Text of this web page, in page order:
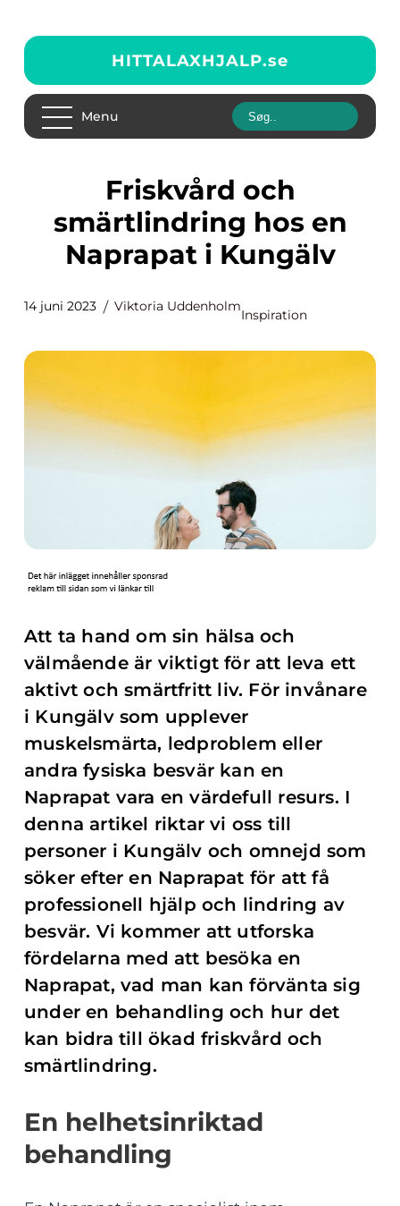
HITTALAXHJALP.se
Menu
Friskvård och
smärtlindring hos en
Naprapat i Kungälv
14 juni 2023 Viktoria Uddenholm
Inspiration
Att ta hand om sin hälsa och
välmående är viktigt för att leva ett
aktivt och smärtfritt liv. För invånare
i Kungälv som upplever
muskelsmärta, ledproblem eller
andra fysiska besvär kan en
Naprapat vara en värdefull resurs. I
denna artikel riktar vi oss till
personer i Kungälv och omnejd som
söker efter en Naprapat för att få
professionell hjälp och lindring av
besvär. Vi kommer att utforska
fördelarna med att besöka en
Naprapat, vad man kan förvänta sig
under en behandling och hur det
kan bidra till ökad friskvård och
smärtlindring.
En helhetsinriktad
behandling